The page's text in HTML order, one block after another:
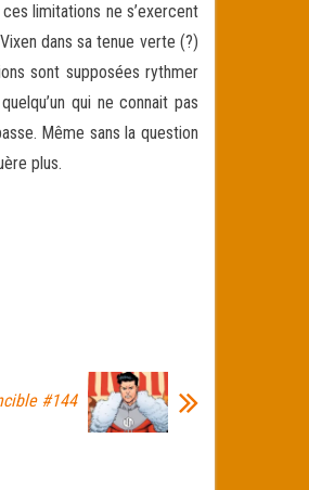
limitations ne s’exercent
dans sa tenue verte (?)
sont supposées rythmer
qui ne connait pas
Même sans la question
plus.
#144